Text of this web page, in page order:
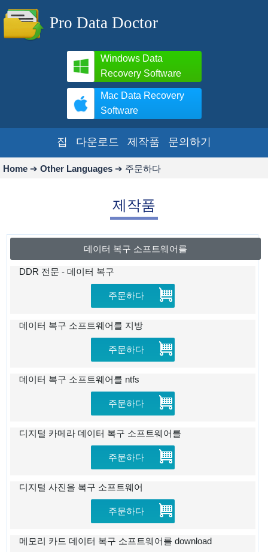
Pro Data Doctor
Windows Data
Recovery Software
Mac Data Recovery
Software
집 다운로드 제작품 문의하기
Home ➔ Other Languages ➔ 주문하다
제작품
데이터 복구 소프트웨어를
DDR 전문 - 데이터 복구
주문하다
데이터 복구 소프트웨어를 지방
주문하다
데이터 복구 소프트웨어를 ntfs
주문하다
디지털 카메라 데이터 복구 소프트웨어를
주문하다
디지털 사진을 복구 소프트웨어
주문하다
메모리 카드 데이터 복구 소프트웨어를 download